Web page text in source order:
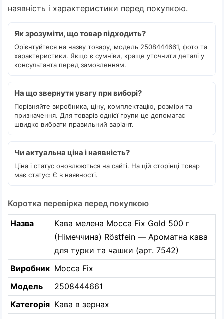
наявність і характеристики перед покупкою.
Як зрозуміти, що товар підходить?
Орієнтуйтеся на назву товару, модель 2508444661, фото та
характеристики. Якщо є сумніви, краще уточнити деталі у
консультанта перед замовленням.
На що звернути увагу при виборі?
Порівняйте виробника, ціну, комплектацію, розміри та
призначення. Для товарів однієї групи це допомагає
швидко вибрати правильний варіант.
Чи актуальна ціна і наявність?
Ціна і статус оновлюються на сайті. На цій сторінці товар
має статус: Є в наявності.
Коротка перевірка перед покупкою
Назва
Кава мелена Mocca Fix Gold 500 г
(Німеччина) Röstfein — Ароматна кава
для турки та чашки (арт. 7542)
Виробник Mocca Fix
Модель
2508444661
Категорія Кава в зернах